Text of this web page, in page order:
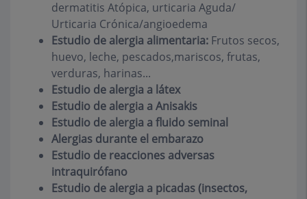
dermatitis Atópica, urticaria Aguda/
Urticaria Crónica/angioedema
Estudio de alergia alimentaria: Frutos secos,
huevo, leche, pescados,mariscos, frutas,
verduras, harinas...
Estudio de alergia a látex
Estudio de alergia a Anisakis
Estudio de alergia a fluido seminal
Alergias durante el embarazo
Estudio de reacciones adversas
intraquirófano
Estudio de alergia a picadas (insectos,